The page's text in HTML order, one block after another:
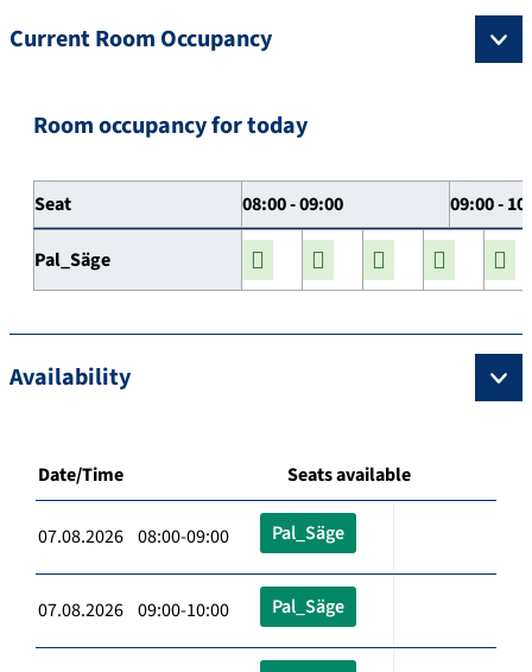
Current Room Occupancy
Room occupancy for today
Seat 08:00 - 09:00 09:00 -
Pal_Säge
Availability
Date/Time Seats available
07.08.2026 08:00-09:00 Pal_Säge
07.08.2026 09:00-10:00 Pal_Säge